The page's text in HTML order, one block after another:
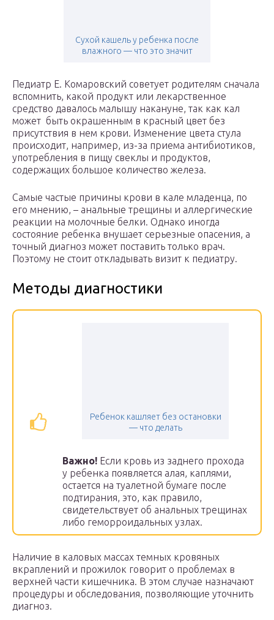
Сухой кашель у ребенка после
влажного — что это значит
Педиатр Е. Комаровский советует родителям сначала
вспомнить, какой продукт или лекарственное
средство давалось малышу накануне, так как кал
может быть окрашенным в красный цвет без
присутствия в нем крови. Изменение цвета стула
происходит, например, из-за приема антибиотиков,
употребления в пищу свеклы и продуктов,
содержащих большое количество железа.
Самые частые причины крови в кале младенца, по
его мнению, – анальные трещины и аллергические
реакции на молочные белки. Однако иногда
состояние ребенка внушает серьезные опасения, а
точный диагноз может поставить только врач.
Поэтому не стоит откладывать визит к педиатру.
Методы диагностики
Ребенок кашляет без остановки
— что делать
Важно! Если кровь из заднего прохода
у ребенка появляется алая, каплями,
остается на туалетной бумаге после
подтирания, это, как правило,
свидетельствует об анальных трещинах
либо геморроидальных узлах.
Наличие в каловых массах темных кровяных
вкраплений и прожилок говорит о проблемах в
верхней части кишечника. В этом случае назначают
процедуры и обследования, позволяющие уточнить
диагноз.